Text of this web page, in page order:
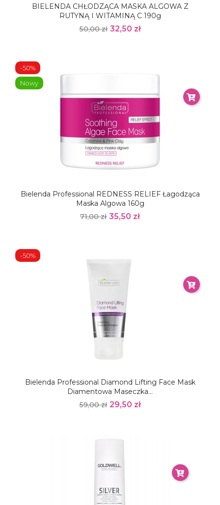
BIELENDA CHŁODZĄCA MASKA ALGOWA Z
RUTYNĄ I WITAMINĄ C 190g
50,00 zł 32,50 zł
Bielenda Professional REDNESS RELIEF Łagodząca
Maska Algowa 160g
71,00 zł 35,50 zł
-50%
Nowy
Bielenda Professional Diamond Lifting Face Mask
Diamentowa Maseczka...
59,00 zł 29,50 zł
-50%